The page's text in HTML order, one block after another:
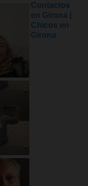
Contactos
en Girona
Chicos en
Girona